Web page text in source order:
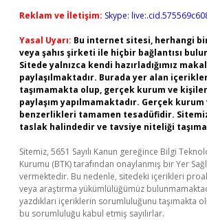
Reklam ve İletişim: Skype:
Yasal Uyarı: Bu internet sitesi, herhangi
veya şahıs şirketi ile hiçbir bağlantısı
Sitede yalnızca kendi hazırladığımız
paylaşılmaktadır. Burada yer alan
taşımamakta olup, gerçek kurum ve
paylaşım yapılmamaktadır. Gerçek
benzerlikleri tamamen tesadüfidir.
taslak halindedir ve tavsiye niteliği
Sitemiz, 5651 Sayılı Kanun gereğince Bilgi
Kurumu (BTK) tarafından onaylanmış bir Yer
vermektedir. Bu nedenle, sitedeki içerikleri
veya araştırma yükümlülüğümüz
yazdıkları içeriklerin sorumluluğunu taşımakta
bu sorumluluğu kabul etmiş sayılırlar.